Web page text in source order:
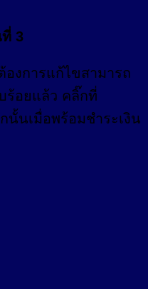
3
องการแก้ไขสามารถ
ร้อยแล้ว คลิ๊กที่
นั้นเมื่อพร้อมชำระเงิน